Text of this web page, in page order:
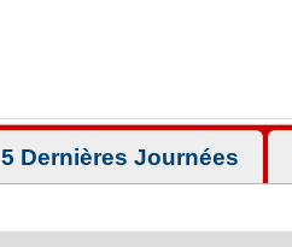
5 Dernières Journées